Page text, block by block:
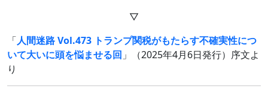
▽
「人間迷路 Vol.473 トランプ関税がもたらす不確実性につ
いて大いに頭を悩ませる回 」（2025年4月6日発行）序文よ
り